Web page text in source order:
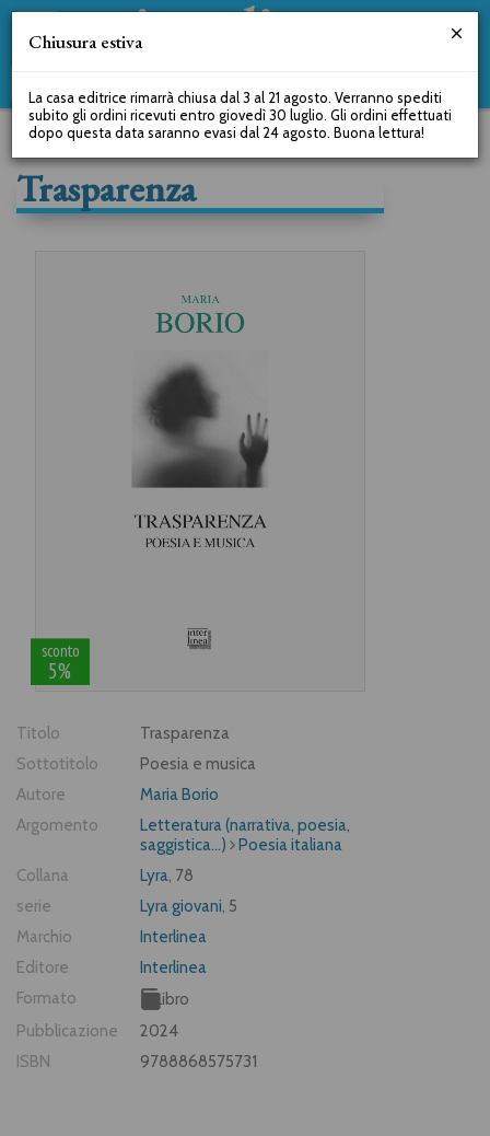
Trasparenza
sconto
5%
Titolo
Trasparenza
Sottotitolo
Poesia e musica
Autore
Maria Borio
Argomento
Letteratura (narrativa, poesia,
saggistica...)
Poesia italiana
Collana
Lyra, 78
serie
Lyra giovani, 5
Marchio
Interlinea
Editore
Interlinea
Formato
Libro
Pubblicazione
2024
ISBN
9788868575731
Chiusura estiva
La casa editrice rimarrà chiusa dal 3 al 21 agosto. Verranno spediti
subito gli ordini ricevuti entro giovedì 30 luglio. Gli ordini effettuati
dopo questa data saranno evasi dal 24 agosto. Buona lettura!